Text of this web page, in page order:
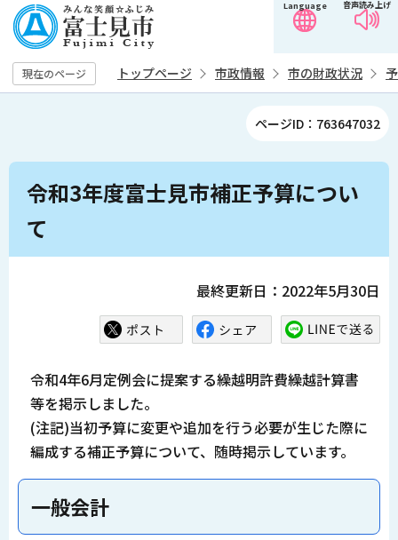
の
ペ
ー
音声読み上げ
Language
現在のページ トップページ 市政情報 市の財政状況
ページID：763647032
本
か
令和3年度富士見市補正予算につい
て
最終更新日：2022年5月30日
令和4年6月定例会に提案する繰越明許費繰越計算書
等を掲示しました。
(注記)当初予算に変更や追加を行う必要が生じた際に
編成する補正予算について、随時掲示しています。
一般会計